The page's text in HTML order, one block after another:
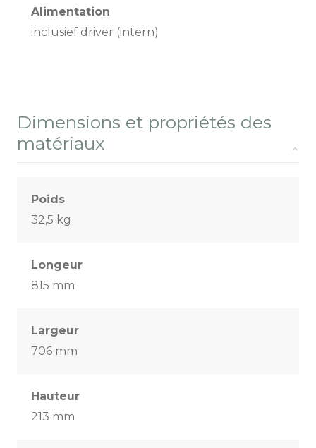
Alimentation
inclusief driver (intern)
Dimensions et propriétés des
matériaux
Poids
32,5 kg
Longeur
815 mm
Largeur
706 mm
Hauteur
213 mm